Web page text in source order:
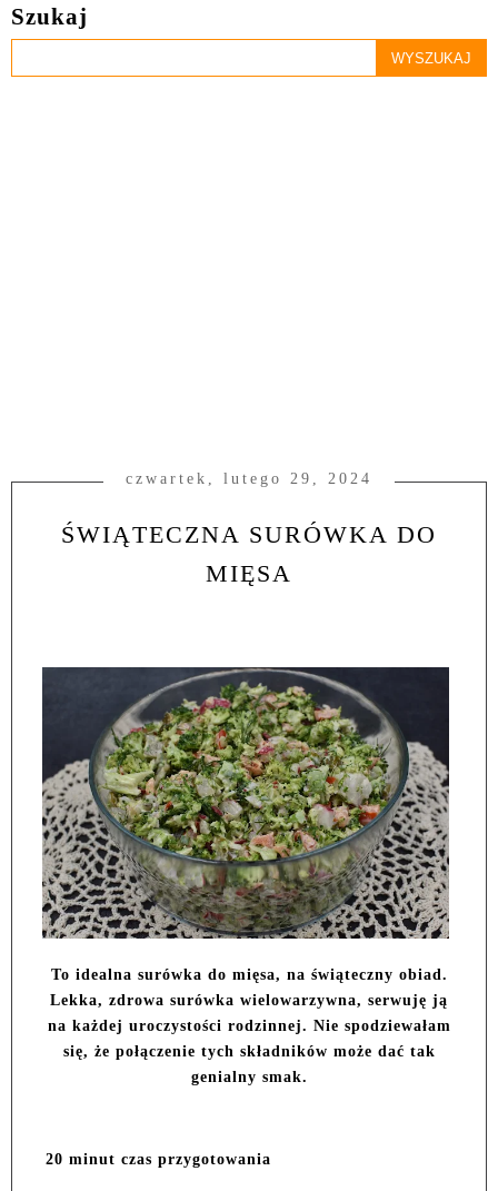
Szukaj
czwartek, lutego 29, 2024
ŚWIĄTECZNA SURÓWKA DO
MIĘSA
To idealna surówka do mięsa, na świąteczny obiad.
Lekka, zdrowa surówka wielowarzywna, serwuję ją
na każdej uroczystości rodzinnej. Nie spodziewałam
się, że połączenie tych składników może dać tak
genialny smak.
20 minut czas przygotowania